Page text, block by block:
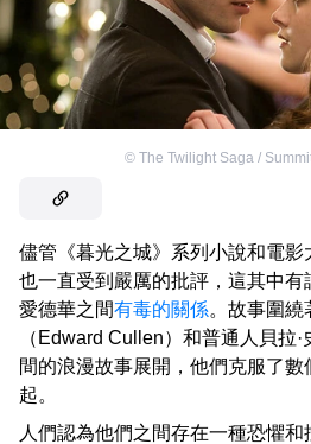
© The Twilight Saga /
儘管《暮光之城》系列小說和電
也一直受到嚴厲的批評，這其中
愛德華之間有毒的關係。故事圍繞
（Edward Cullen）和普通人貝拉
間的浪漫故事展開，他們克服了
起。
人們認為他們之間存在一種恐懼